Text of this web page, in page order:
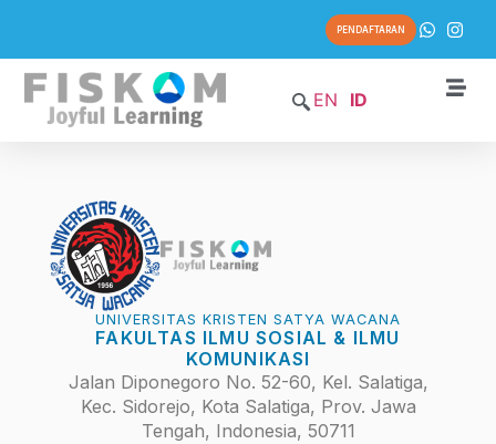
PENDAFTARAN
EN ID
UNIVERSITAS KRISTEN SATYA WACANA
FAKULTAS ILMU SOSIAL & ILMU
KOMUNIKASI
Jalan Diponegoro No. 52-60, Kel. Salatiga,
Kec. Sidorejo, Kota Salatiga, Prov. Jawa
Tengah, Indonesia, 50711